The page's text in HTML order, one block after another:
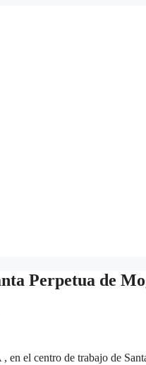
Perpetua de
el centro de trabajo de